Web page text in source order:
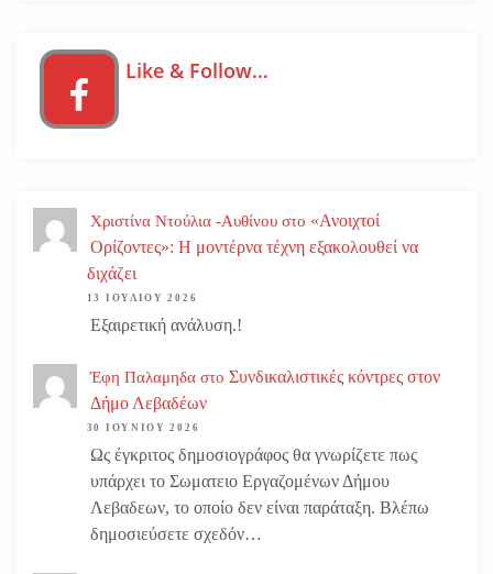
Like & Follow…
Χριστίνα Ντούλια -Αυθίνου στο «Ανοιχτοί
Ορίζοντες»: Η μοντέρνα τέχνη εξακολουθεί να
διχάζει
13 ΙΟΥΛΊΟΥ 2026
Εξαιρετική ανάλυση.!
Έφη Παλαμηδα στο Συνδικαλιστικές κόντρες στον
Δήμο Λεβαδέων
30 ΙΟΥΝΊΟΥ 2026
Ως έγκριτος δημοσιογράφος θα γνωρίζετε πως
υπάρχει το Σωματειο Εργαζομένων Δήμου
Λεβαδεων, το οποίο δεν είναι παράταξη. Βλέπω
δημοσιεύσετε σχεδόν…